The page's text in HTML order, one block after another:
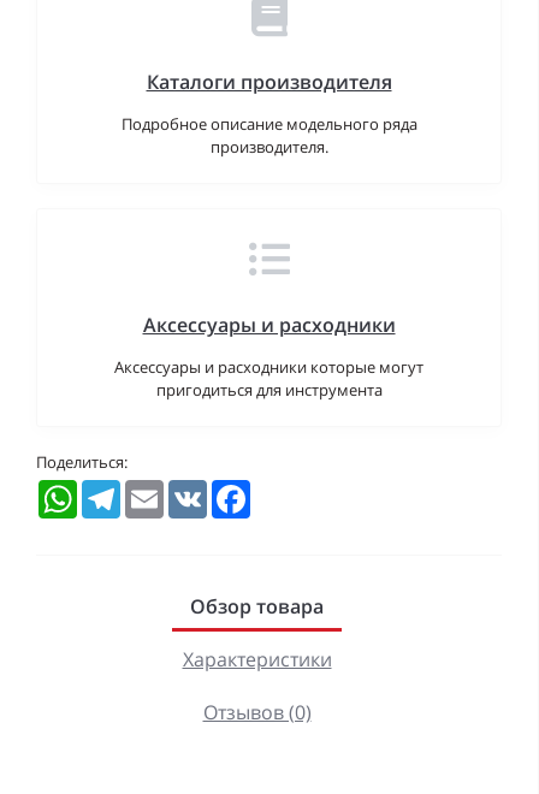
Каталоги производителя
Подробное описание модельного ряда
производителя.
Аксессуары и расходники
Аксессуары и расходники которые могут
пригодиться для инструмента
Поделиться:
WhatsAppTelegramEmail VK
Обзор товара
Характеристики
Отзывов (0)